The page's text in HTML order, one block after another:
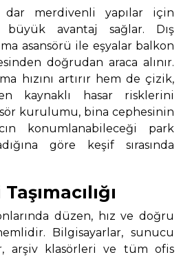
dar merdivenli yapılar için
büyük avantaj sağlar. Dış
asansörü ile eşyalar balkon
doğrudan araca alınır.
hızını artırır hem de çizik,
kaynaklı hasar risklerini
kurulumu, bina cephesinin
konumlanabileceği park
göre keşif sırasında
düzen, hız ve doğru
Bilgisayarlar, sunucu
arşiv klasörleri ve tüm ofis